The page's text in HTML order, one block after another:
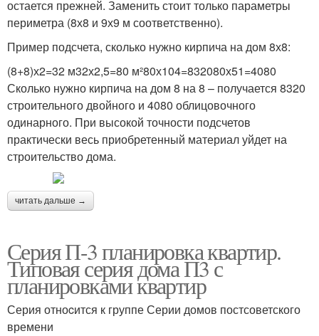
остается прежней. Заменить стоит только параметры
периметра (8х8 и 9х9 м соответственно).
Пример подсчета, сколько нужно кирпича на дом 8х8:
(8+8)х2=32 м32х2,5=80 м²80х104=832080х51=4080
Сколько нужно кирпича на дом 8 на 8 – получается 8320
строительного двойного и 4080 облицовочного
одинарного. При высокой точности подсчетов
практически весь приобретенный материал уйдет на
строительство дома.
читать дальше →
Серия П-3 планировка квартир.
Типовая серия дома П3 с
планировками квартир
Серия отноcится к группе Серии домов постсоветского
времени